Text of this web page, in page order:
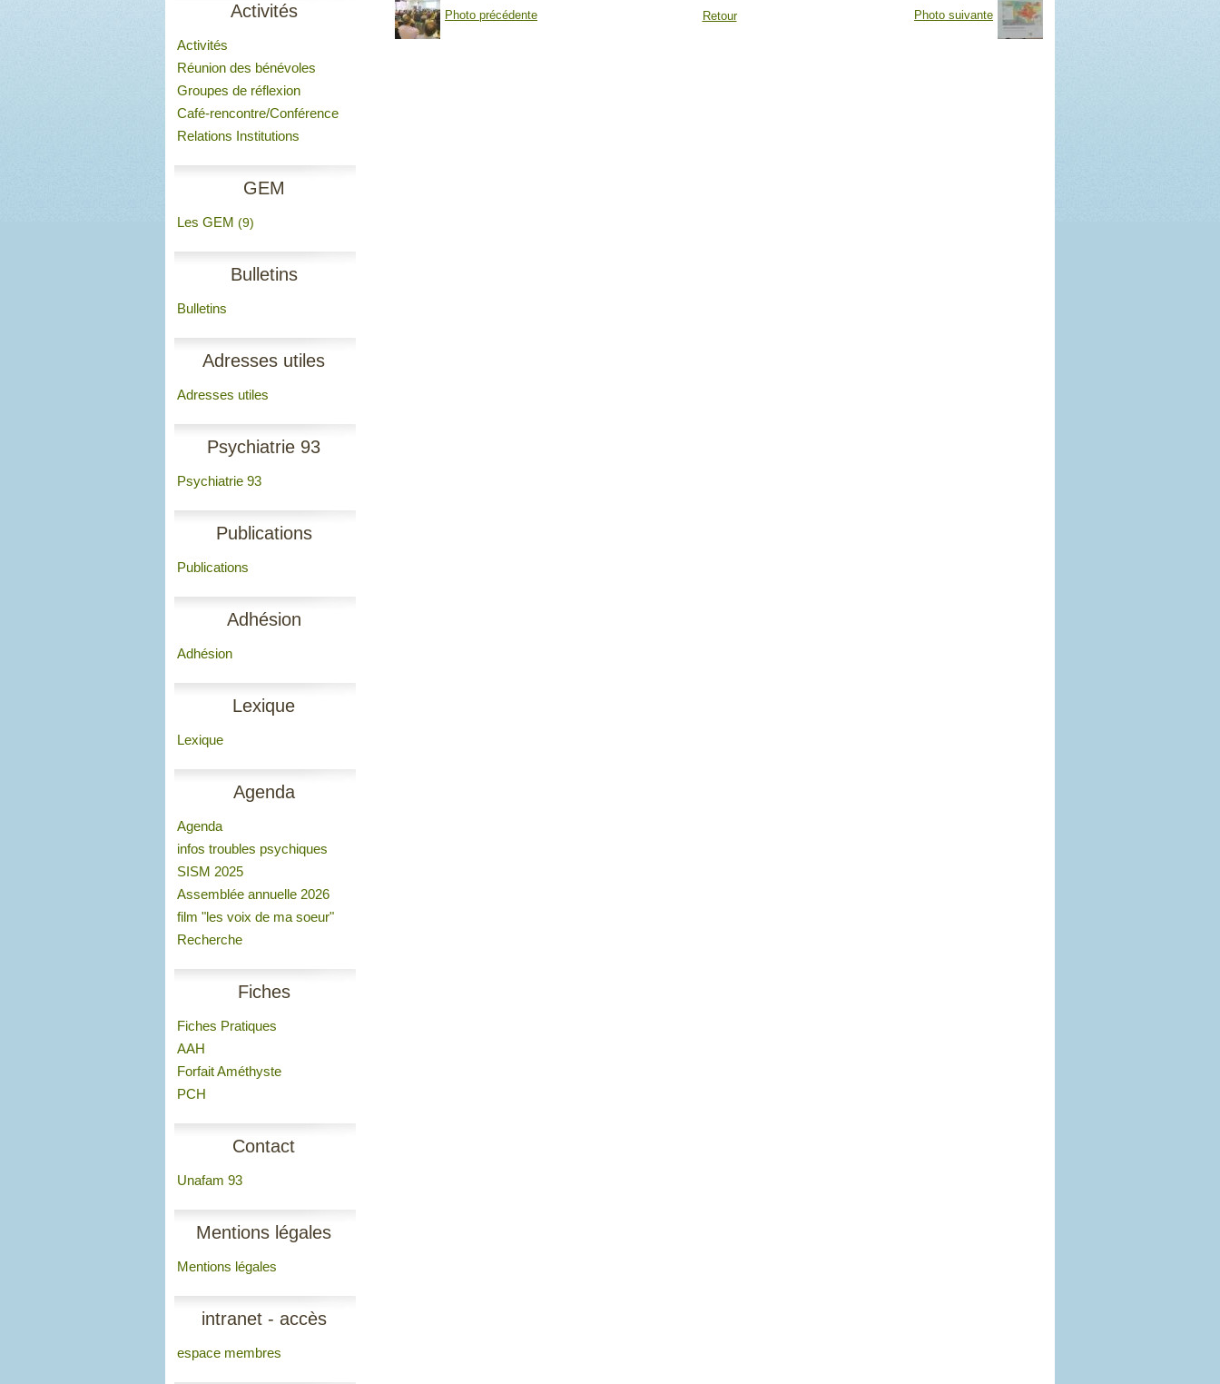
Activités
Activités
Réunion des bénévoles
Groupes de réflexion
Café-rencontre/Conférence
Relations Institutions
GEM
Les GEM (9)
Bulletins
Bulletins
Adresses utiles
Adresses utiles
Psychiatrie 93
Psychiatrie 93
Publications
Publications
Adhésion
Adhésion
Lexique
Lexique
Agenda
Agenda
infos troubles psychiques
SISM 2025
Assemblée annuelle 2026
film "les voix de ma soeur"
Recherche
Fiches
Fiches Pratiques
AAH
Forfait Améthyste
PCH
Contact
Unafam 93
Mentions légales
Mentions légales
intranet - accès
membres
espace membres
Photo précédente Retour Photo suivante